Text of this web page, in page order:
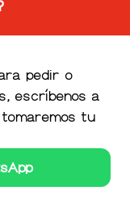
rábano, semillas
y vinagreta de
pedir o
escríbenos a
tu